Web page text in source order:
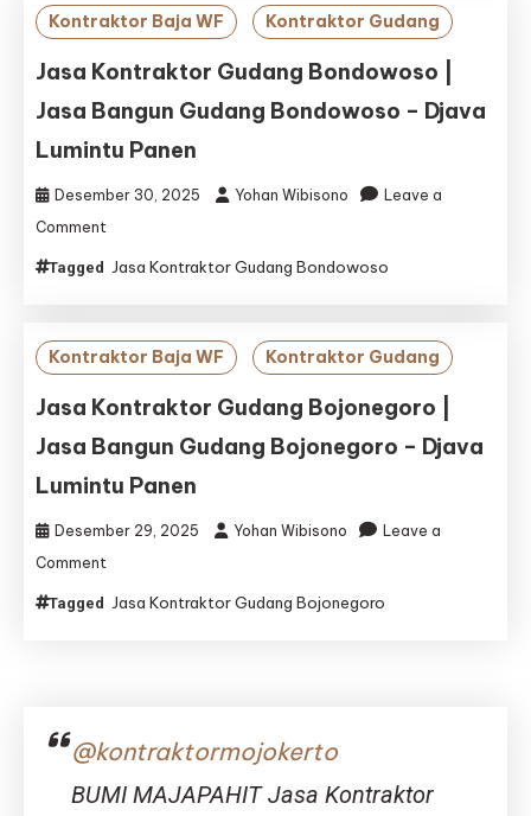
Jasa
Bangun
Gudang
–
Lumintu
Panen
Kontraktor Baja WF Kontraktor Gudang
Jasa Kontraktor Gudang Bondowoso |
Jasa Bangun Gudang Bondowoso – Djava
Lumintu Panen
Desember 30, 2025 Yohan Wibisono
Leave a
Comment
Kontraktor
|
Jasa
Gudang
Bondowoso
Djava
Tagged Jasa Kontraktor Gudang Bondowoso
Kontraktor Baja WF Kontraktor Gudang
Jasa Kontraktor Gudang Bojonegoro |
Jasa Bangun Gudang Bojonegoro – Djava
Lumintu Panen
Desember 29, 2025 Yohan Wibisono
Leave a
Comment
Kontraktor
Gudang
–
Tagged Jasa Kontraktor Gudang Bojonegoro
@kontraktormojokerto
BUMI MAJAPAHIT Jasa Kontraktor